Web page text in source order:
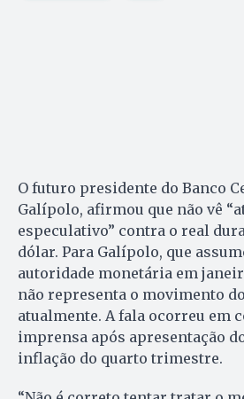
O futuro presidente do Banco
Galípolo, afirmou que não vê
especulativo” contra o real
dólar. Para Galípolo, que
autoridade monetária em
não representa o movimento
atualmente. A fala ocorreu em
imprensa após apresentação
inflação do quarto trimestre.